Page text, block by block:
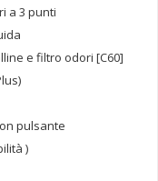
a 3 punti
e filtro odori [C60]
pulsante
)